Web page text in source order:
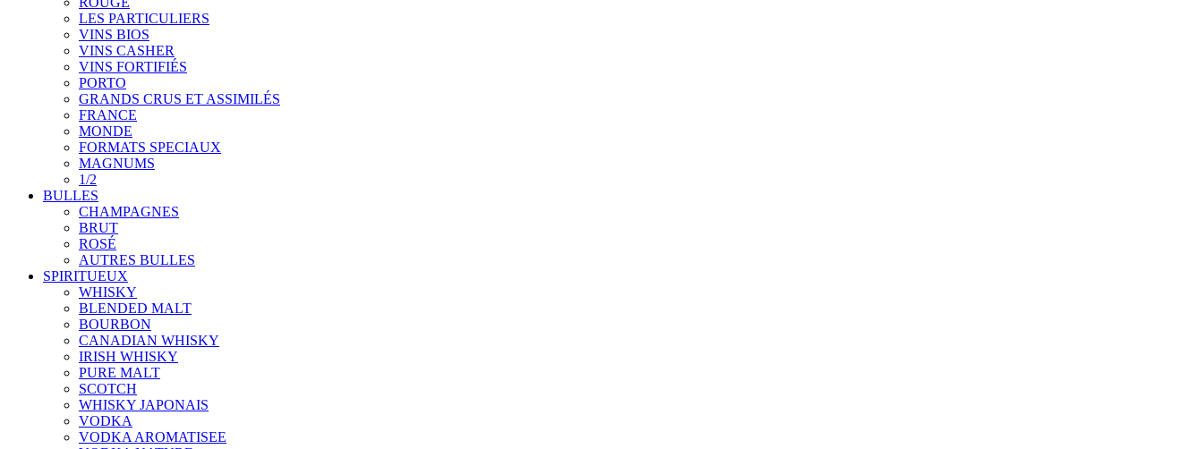
LES PARTICULIERS
VINS BIOS
VINS CASHER
VINS FORTIFIÉS
PORTO
GRANDS CRUS ET ASSIMILÉS
FRANCE
MONDE
FORMATS SPECIAUX
MAGNUMS
1/2
BULLES
CHAMPAGNES
BRUT
ROSÉ
AUTRES BULLES
SPIRITUEUX
WHISKY
BLENDED MALT
BOURBON
CANADIAN WHISKY
IRISH WHISKY
PURE MALT
SCOTCH
WHISKY JAPONAIS
VODKA
VODKA AROMATISEE